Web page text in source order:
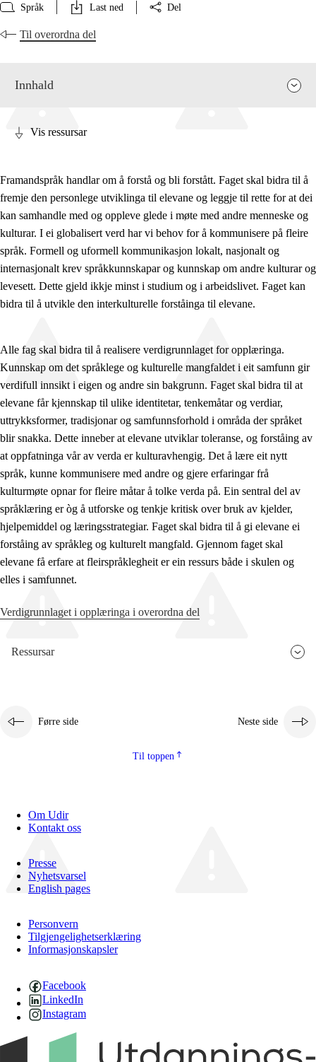
Språk Last ned Del
Til overordna del
Innhald
Fagrelevans og sentrale verdiar
Kjerneelement
Tverrfaglege tema
Grunnleggjande ferdigheiter
Vis ressursar
Framandspråk handlar om å forstå og bli forstått. Faget skal bidra til å
fremje den personlege utviklinga til elevane og leggje til rette for at dei
kan samhandle med og oppleve glede i møte med andre menneske og
kulturar. I ei globalisert verd har vi behov for å kommunisere på fleire
språk. Formell og uformell kommunikasjon lokalt, nasjonalt og
internasjonalt krev språkkunnskapar og kunnskap om andre kulturar og
levesett. Dette gjeld ikkje minst i studium og i arbeidslivet. Faget kan
bidra til å utvikle den interkulturelle forståinga til elevane.
Alle fag skal bidra til å realisere verdigrunnlaget for opplæringa.
Kunnskap om det språklege og kulturelle mangfaldet i eit samfunn gir
verdifull innsikt i eigen og andre sin bakgrunn. Faget skal bidra til at
elevane får kjennskap til ulike identitetar, tenkemåtar og verdiar,
uttrykksformer, tradisjonar og samfunnsforhold i områda der språket
blir snakka. Dette inneber at elevane utviklar toleranse, og forståing av
at oppfatninga vår av verda er kulturavhengig. Det å lære eit nytt
språk, kunne kommunisere med andre og gjere erfaringar frå
kulturmøte opnar for fleire måtar å tolke verda på. Ein sentral del av
språklæring er òg å utforske og tenkje kritisk over bruk av kjelder,
hjelpemiddel og læringsstrategiar. Faget skal bidra til å gi elevane ei
forståing av språkleg og kulturelt mangfald. Gjennom faget skal
elevane få erfare at fleirspråklegheit er ein ressurs både i skulen og
elles i samfunnet.
Verdigrunnlaget i opplæringa i overordna del
Ressursar
Førre side Neste side
Til toppen
Om Udir
Kontakt oss
Presse
Nyhetsvarsel
English pages
Personvern
Tilgjengelighetserklæring
Informasjonskapsler
Facebook
LinkedIn
Instagram